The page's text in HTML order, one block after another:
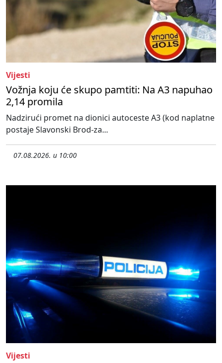
Vijesti
Vožnja koju će skupo pamtiti: Na A3 napuhao
2,14 promila
Nadzirući promet na dionici autoceste A3 (kod naplatne
postaje Slavonski Brod-za...
07.08.2026. u 10:00
Vijesti